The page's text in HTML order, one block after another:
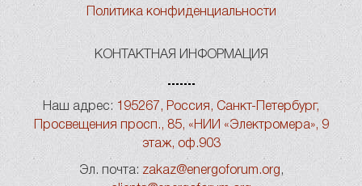
Политика конфиденциальности
КОНТАКТНАЯ ИНФОРМАЦИЯ
Наш адрес: 195267, Россия, Санкт-Петербург,
Просвещения просп., 85, «НИИ «Электромера», 9
этаж, оф.903
Эл. почта: zakaz@energoforum.org ,